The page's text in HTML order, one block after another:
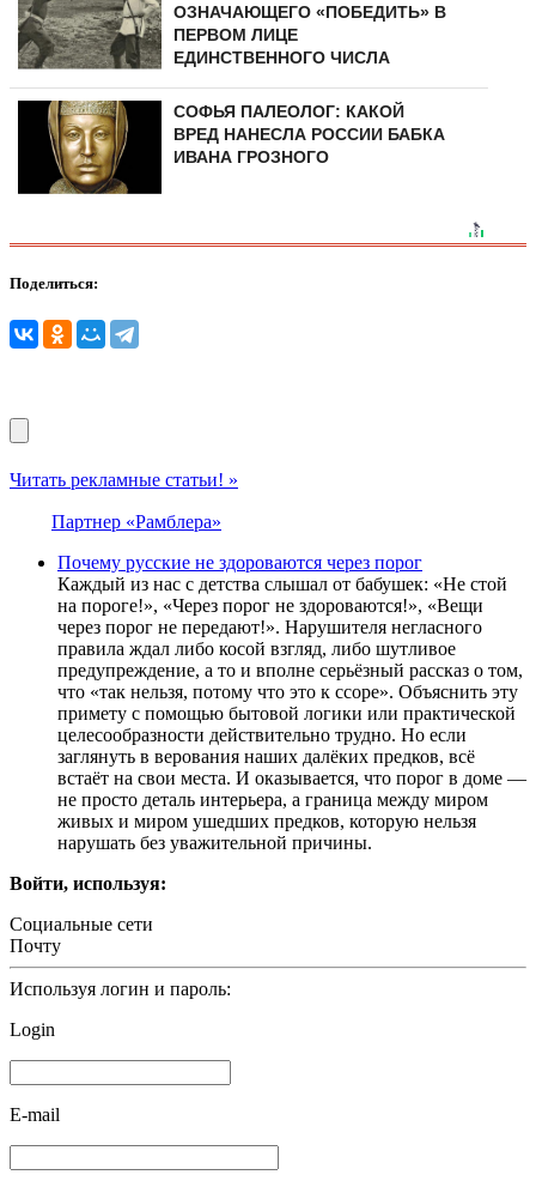
ОЗНАЧАЮЩЕГО «ПОБЕДИТЬ» В
ПЕРВОМ ЛИЦЕ
ЕДИНСТВЕННОГО ЧИСЛА
СОФЬЯ ПАЛЕОЛОГ: КАКОЙ
ВРЕД НАНЕСЛА РОССИИ БАБКА
ИВАНА ГРОЗНОГО
Поделиться:
Читать рекламные статьи! »
Партнер «Рамблера»
Почему русские не здороваются через порог
Каждый из нас с детства слышал от бабушек: «Не стой
на пороге!», «Через порог не здороваются!», «Вещи
через порог не передают!». Нарушителя негласного
правила ждал либо косой взгляд, либо шутливое
предупреждение, а то и вполне серьёзный рассказ о том,
что «так нельзя, потому что это к ссоре». Объяснить эту
примету с помощью бытовой логики или практической
целесообразности действительно трудно. Но если
заглянуть в верования наших далёких предков, всё
встаёт на свои места. И оказывается, что порог в доме —
не просто деталь интерьера, а граница между миром
живых и миром ушедших предков, которую нельзя
нарушать без уважительной причины.
Войти, используя:
Социальные сети
Почту
Используя логин и пароль:
Login
E-mail